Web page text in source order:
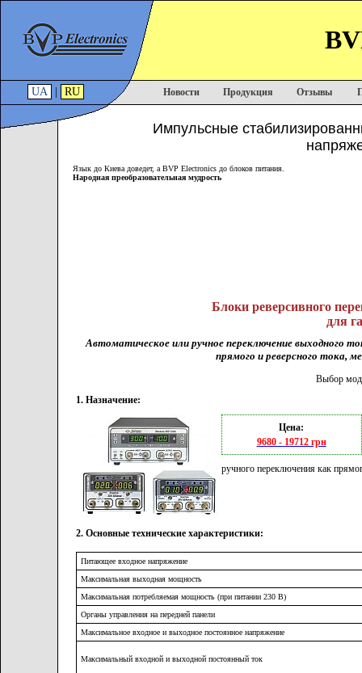
UA RU Новости Продукция Отзывы
Импульсные
Язык до Киева доведет, а BVP Electronics до блоков питания.
Народная преобразовательная мудрость
Блоки реверсивного
для
Автоматическое или ручное переключение выходного
прямого и реверсного тока,
Выбор
1. Назначение:
Цена:
9680 - 19712 грн
ручного переключения как
2. Основные технические характеристики:
Питающее входное напряжение
Максимальная выходная мощность
Максимальная потребляемая мощность (при питании 230 В)
Органы управления на передней панели
Максимальное входное и выходное постоянное напряжение
Максимальный входной и выходной постоянный ток